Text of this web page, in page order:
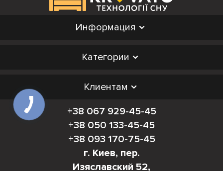
Информация
Категории
Клиентам
+38 067 929-45-45
+38 050 133-45-45
+38 093 170-75-45
г. Киев, пер.
Изяславский 52,